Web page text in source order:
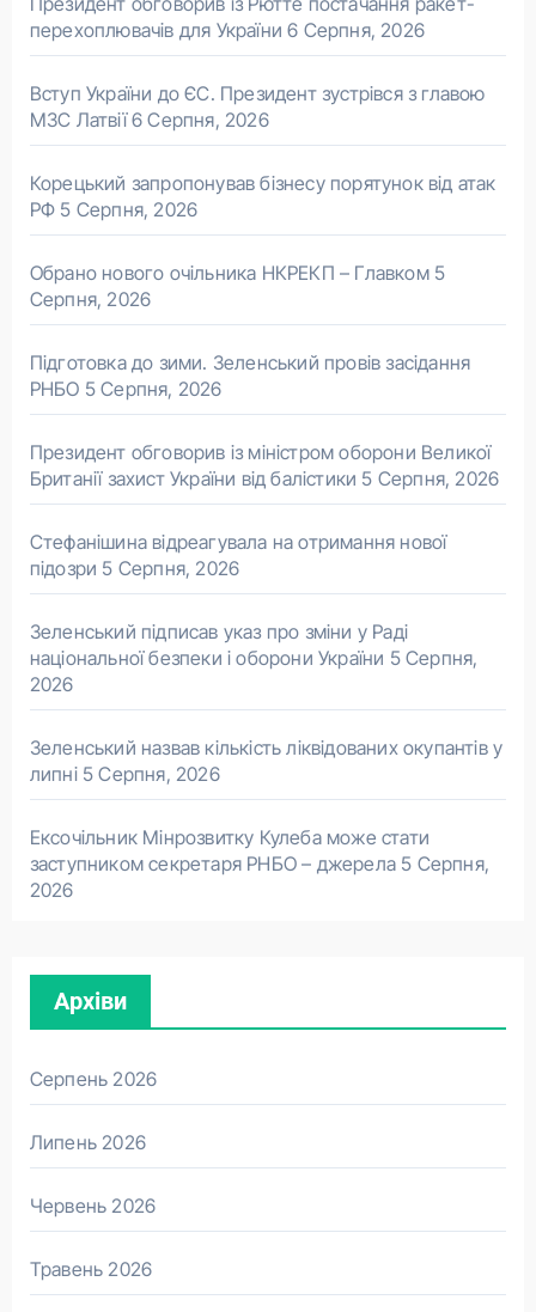
перехоплювачів для України 6 Серпня, 2026
Вступ України до ЄС. Президент зустрівся з главою
МЗС Латвії 6 Серпня, 2026
Корецький запропонував бізнесу порятунок від атак
РФ 5 Серпня, 2026
Обрано нового очільника НКРЕКП – Главком 5
Серпня, 2026
Підготовка до зими. Зеленський провів засідання
РНБО 5 Серпня, 2026
Президент обговорив із міністром оборони Великої
Британії захист України від балістики 5 Серпня, 2026
Стефанішина відреагувала на отримання нової
підозри 5 Серпня, 2026
Зеленський підписав указ про зміни у Раді
національної безпеки і оборони України 5 Серпня,
2026
Зеленський назвав кількість ліквідованих окупантів у
липні 5 Серпня, 2026
Ексочільник Мінрозвитку Кулеба може стати
заступником секретаря РНБО – джерела 5 Серпня,
2026
Архіви
Серпень 2026
Липень 2026
Червень 2026
Травень 2026